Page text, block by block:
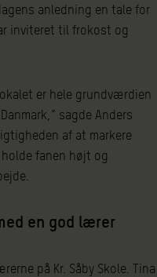
anledning en tale for
inviteret til frokost og
er hele grundværdien
sagde Anders
af at markere
fanen højt og
en god lærer
på Kr. Såby Skole. Tina